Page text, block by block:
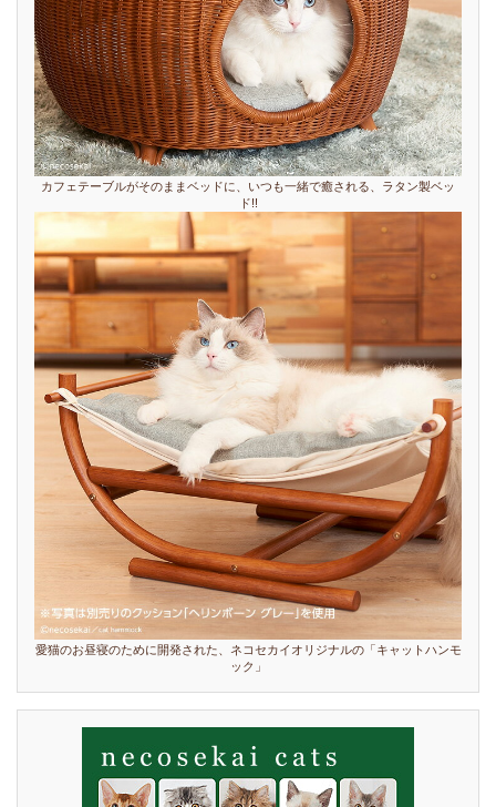
カフェテーブルがそのままベッドに、いつも一緒で癒される、ラタン製ベッ
ド!!
愛猫のお昼寝のために開発された、ネコセカイオリジナルの「キャットハンモ
ック」